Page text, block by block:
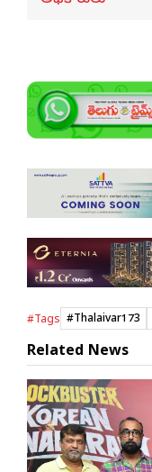
#Tags #Thalaivar173
Related News